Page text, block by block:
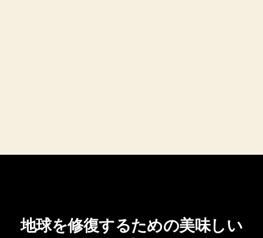
地球を修復するための美味しい